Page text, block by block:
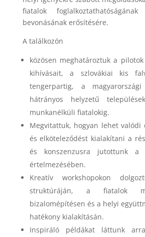
fiatalok
bevonásának erősítésére.
A találkozón
közösen meghatároztuk a
kihívásait, a szlovákiai kis
tengerpartig, a
hátrányos helyzetű
munkanélküli fiatalokig.
Megvitattuk, hogyan lehet valódi
és elköteleződést kialakítani a
és konszenzusra jutottunk a
értelmezésében.
Kreatív workshopokon
struktúráján, a fiatalok
bizalomépítésen és a helyi
hatékony kialakításán.
Inspiráló példákat láttunk